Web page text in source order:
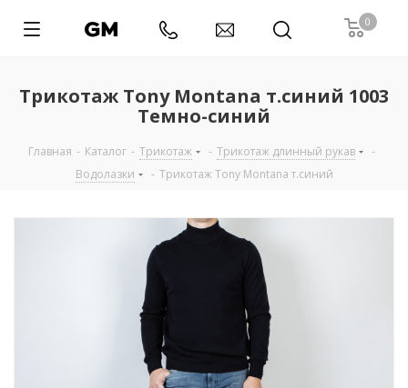
0
Трикотаж Tony Montana т.синий 1003
Темно-синий
Главная - Каталог - Трикотаж - Трикотаж длинный рукав
-
Водолазки
- Трикотаж Tony Montana т.синий